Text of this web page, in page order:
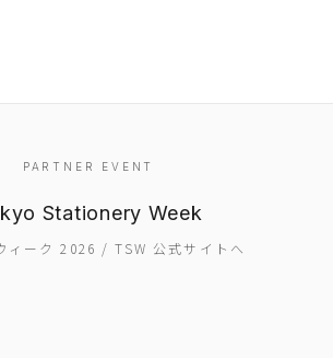
EVENT
PRESS
BOOSTER
PARTNER EVENT
Stationery Week
ィーク 2026 / TSW 公式サイトへ